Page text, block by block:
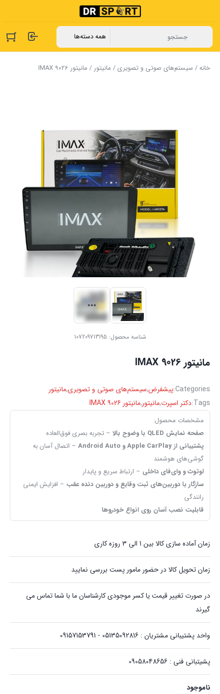
خانه/ سیستم‌های صوتی و تصویری/ مانیتور / مانیتور IMAX 9026
شناسه محصول: 107209713195
مانیتور IMAX 9026
Categories:پیشفرض,سیستم‌های صوتی و تصویری,مانیتور
Tags: دکتر اسپرت,مانیتور,مانیتور IMAX 9026
مشخصات محصول:
صفحه نمایش QLED با وضوح بالا
– تجربه بصری فوق‌العاده
پشتیبانی از Apple CarPlay و Android Auto
– اتصال آسان به
گوشی‌های هوشمند
لوتوث و وای‌فای داخلی – ارتباط سریع و پایدار
سازگار با دوربین‌های ثبت وقایع و دوربین دنده عقب – افزایش ایمنی
رانندگی
قابلیت نصب آسان روی انواع خودروها
زمان آماده سازی کالا بین 1 الی 3 روزه کاری
زمان تحویل کالا در حضور مامور پست بررسی نمایید
در صورت تغییر قیمت یا کسر موجودی کارشناسان ما با شما تماس می
گیرند
واحد پشتیبانی مشتریان : 05135092816 - 09157153791
پشیتبانی فنی : 09058048656
ناموجود